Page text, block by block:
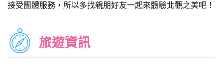
接受團體服務，所以多找親朋好友一起來體驗北觀之美吧！
旅遊資訊